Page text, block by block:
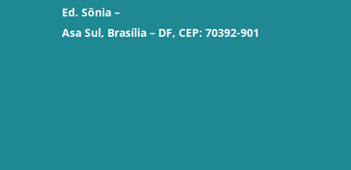
Ed. Sônia –
Asa Sul, Brasília – DF, CEP: 70392-901